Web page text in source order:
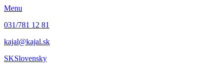
Menu
031/781 12 81
kajal@kajal.sk
SKSlovensky